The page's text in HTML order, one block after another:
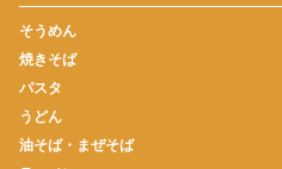
そうめん
焼きそば
パスタ
うどん
油そば・まぜそば